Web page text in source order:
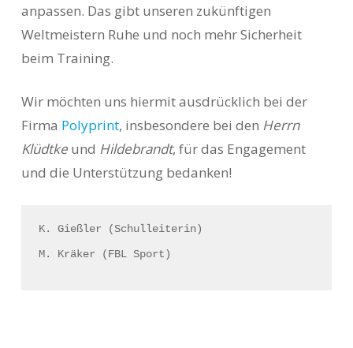
anpassen. Das gibt unseren zukünftigen
Weltmeistern Ruhe und noch mehr Sicherheit
beim Training.
Wir möchten uns hiermit ausdrücklich bei der
Firma Polyprint, insbesondere bei den Herrn
Klüdtkeund Hildebrandt, für das Engagement
und die Unterstützung bedanken!
K. Gießler (Schulleiterin)
M. Kräker (FBL Sport)